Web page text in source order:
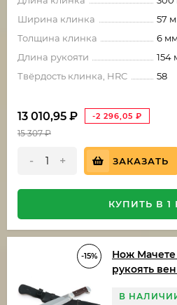
Ширина клинка
57
Толщина клинка
6 мм
Длина рукояти
154
Твёрдость клинка, HRC
58
13 010,95 ₽ -2 296,05 ₽
15 307₽
- + ЗАКАЗАТЬ
КУПИТЬ В 1
-15%
Нож Мачете
рукоять
В